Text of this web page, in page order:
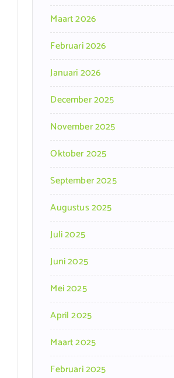
Maart 2026
Februari 2026
Januari 2026
December 2025
November 2025
Oktober 2025
September 2025
Augustus 2025
Juli 2025
Juni 2025
Mei 2025
April 2025
Maart 2025
Februari 2025